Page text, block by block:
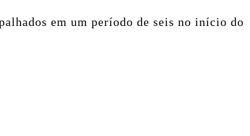
em um período de seis no início do